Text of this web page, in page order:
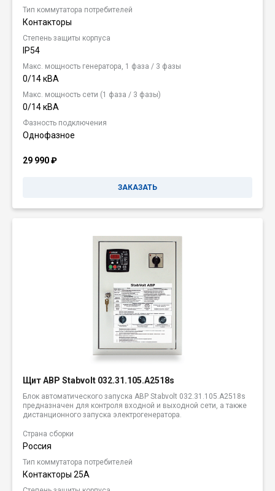
Тип коммутатора потребителей
Контакторы
Степень защиты корпуса
IP54
Макс. мощность генератора, 1 фаза / 3 фазы
0/14 кВА
Макс. мощность сети (1 фаза / 3 фазы)
0/14 кВА
Фазность подключения
Однофазное
29 990₽
ЗАКАЗАТЬ
Щит АВР Stabvolt 032.31.105.A2518s
Блок автоматического запуска АВР Stabvolt 032.31.105.A2518s
предназначен для контроля входной и выходной сети, а также
дистанционного запуска электрогенератора.
Страна сборки
Россия
Тип коммутатора потребителей
Контакторы 25А